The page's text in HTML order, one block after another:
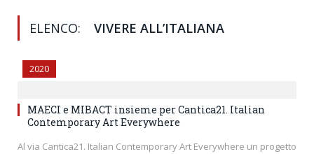
ELENCO: VIVERE ALL’ITALIANA
2020
MAECI e MIBACT insieme per Cantica21. Italian
Contemporary Art Everywhere
Al via Cantica21. Italian Contemporary Art Everywhere un progetto